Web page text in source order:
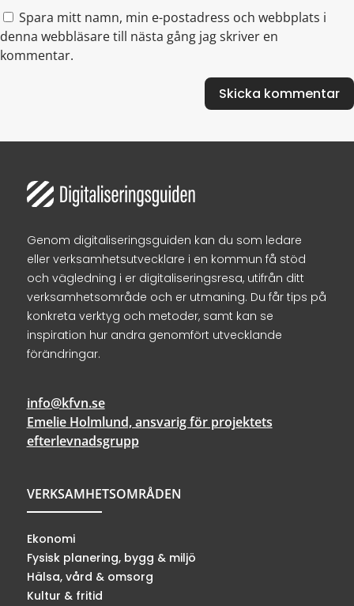
Spara mitt namn, min e-postadress och webbplats i
denna webbläsare till nästa gång jag skriver en
kommentar.
Genom digitaliseringsguiden kan du som ledare
eller verksamhetsutvecklare i en kommun få stöd
och vägledning i er digitaliseringsresa, utifrån ditt
verksamhetsområde och er utmaning. Du får tips på
konkreta verktyg och metoder, samt kan se
inspiration hur andra genomfört utvecklande
förändringar.
info@kfvn.se
Emelie Holmlund, ansvarig för projektets
efterlevnadsgrupp
VERKSAMHETSOMRÅDEN
Ekonomi
Fysisk planering, bygg & miljö
Hälsa, vård & omsorg
Kultur & fritid